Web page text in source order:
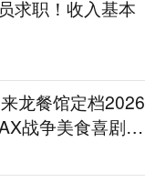
求职！收入基本
龙餐馆定档2026
战争美食喜剧温